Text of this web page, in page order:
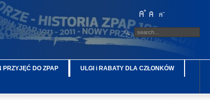
PRZYJĘĆ DO ZPAP ULGI i RABATY DLA CZŁONKÓW